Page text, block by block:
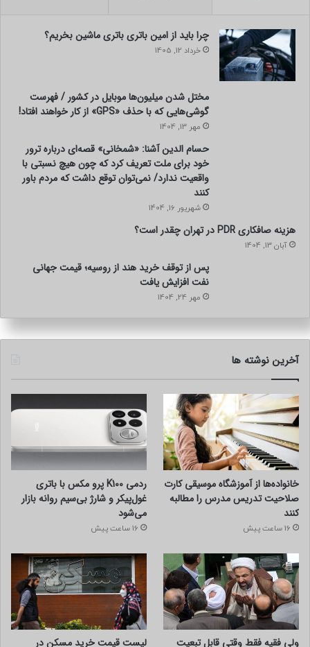
چرا باید از امین باتری باتری ماشین بخریم؟
خرداد 12, 1405
مختل شدن میلیون‌ها موبایل در کشور / فهرست
گوشی‌هایی که با حذف «GPS» از کار خواهند افتاد!
مهر 13, 1404
حسام الدین آشنا: «شمخانی» قصه‌ای درباره ترور
خود برای ملت تعریف کرد که چون هیچ نسبتی با
واقعیت ندارد/ نمی‌توان توقع داشت که مردم باور
کنند
شهریور 16, 1404
هزینه صافکاری PDR در تهران چقدر است؟
آبان 13, 1404
پس از توقف خرید هند از روسیه؛ قیمت جهانی
نفت افزایش یافت
مهر 24, 1404
آخرین نوشته ها
خانواده‌ها از آموزشگاه موسیقی کارت
صلاحیت تدریس مدرس را مطالبه
کنند
16 ساعت پیش
ردمی K100 پرو مکس با باتری
غول‌پیکر و شارژ بی‌سیم روانه بازار
می‌شود
16 ساعت پیش
ولی فقیه فقط وقتی قابل تبعیت
لیست قیمت خرید مسکن در